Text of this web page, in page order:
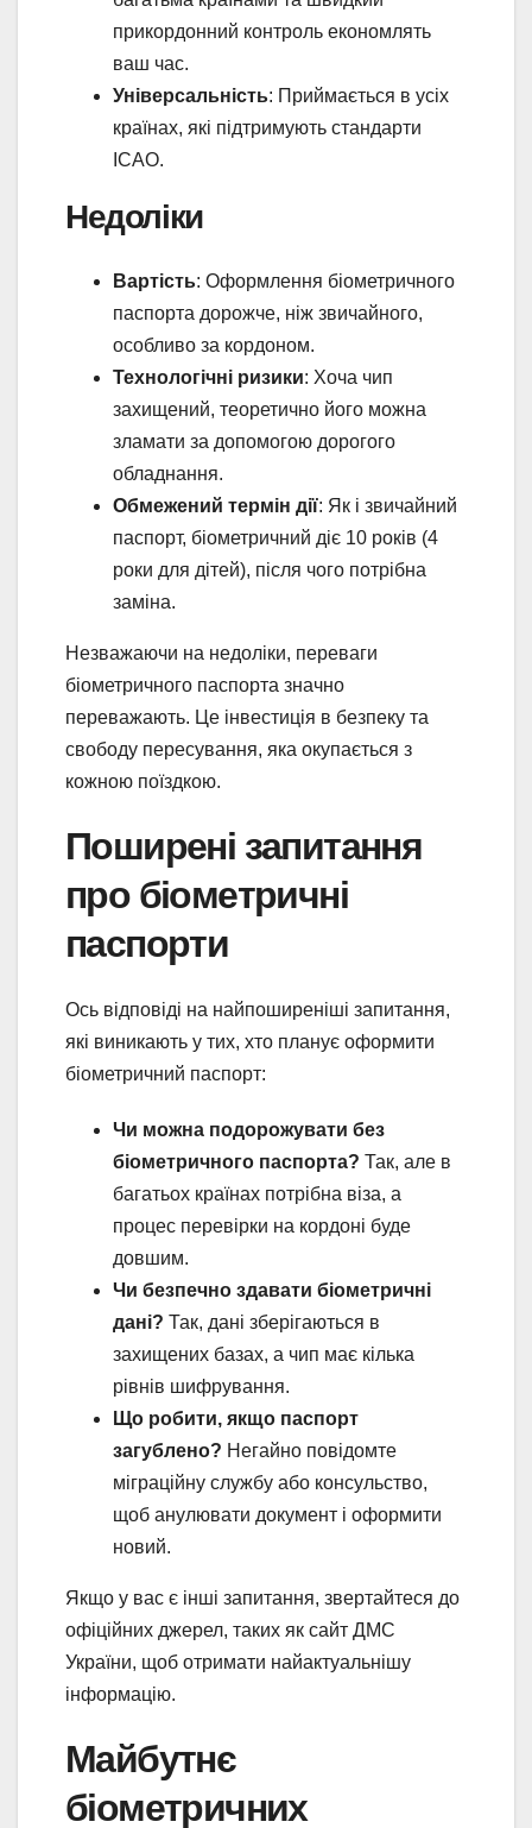
прикордонний контроль економлять
ваш час.
Універсальність: Приймається в усіх
країнах, які підтримують стандарти
ICAO.
Недоліки
Вартість: Оформлення біометричного
паспорта дорожче, ніж звичайного,
особливо за кордоном.
Технологічні ризики: Хоча чип
захищений, теоретично його можна
зламати за допомогою дорогого
обладнання.
Обмежений термін дії: Як і звичайний
паспорт, біометричний діє 10 років (4
роки для дітей), після чого потрібна
заміна.
Незважаючи на недоліки, переваги
біометричного паспорта значно
переважають. Це інвестиція в безпеку та
свободу пересування, яка окупається з
кожною поїздкою.
Поширені запитання
про біометричні
паспорти
Ось відповіді на найпоширеніші запитання,
які виникають у тих, хто планує оформити
біометричний паспорт:
Чи можна подорожувати без
біометричного паспорта? Так, але в
багатьох країнах потрібна віза, а
процес перевірки на кордоні буде
довшим.
Чи безпечно здавати біометричні
дані? Так, дані зберігаються в
захищених базах, а чип має кілька
рівнів шифрування.
Що робити, якщо паспорт
загублено? Негайно повідомте
міграційну службу або консульство,
щоб анулювати документ і оформити
новий.
Якщо у вас є інші запитання, звертайтеся до
офіційних джерел, таких як сайт ДМС
України, щоб отримати найактуальнішу
інформацію.
Майбутнє
біометричних